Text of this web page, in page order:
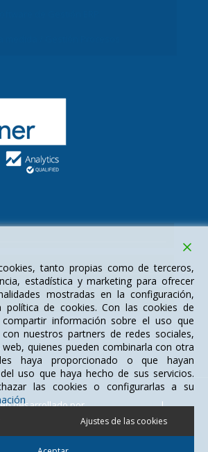
desarrollado porDigital Xplore S.L.|
los derechos reservados
Política de Cookies Aviso legal
tanto propias como de terceros,
estadística y marketing para ofrecer
mostradas en la configuración,
política de cookies. Con las cookies de
información sobre el uso que
nuestros partners de redes sociales,
web, quienes pueden combinarla con otra
haya proporcionado o que hayan
uso que haya hecho de sus servicios.
las cookies o configurarlas a su
Ajustes de las cookies